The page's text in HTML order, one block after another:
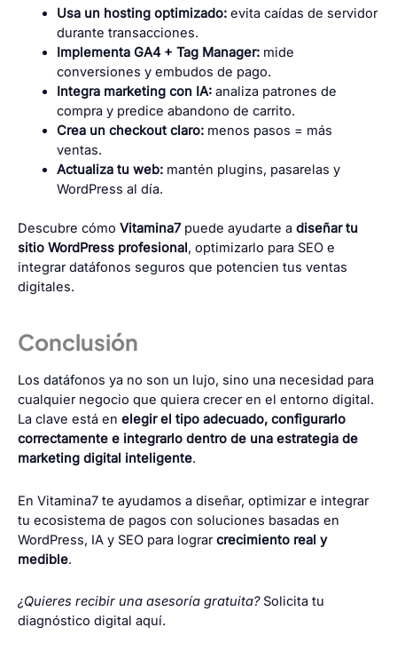
Usa un hosting optimizado:evita caídas de servidor
durante transacciones.
Implementa GA4 + Tag Manager:mide
conversiones y embudos de pago.
Integra marketing con IA:analiza patrones de
compra y predice abandono de carrito.
Crea un checkout claro:menos pasos = más
ventas.
Actualiza tu web:mantén plugins, pasarelas y
WordPress al día.
Descubre cómo Vitamina7puede ayudarte a diseñar tu
sitio WordPress profesional, optimizarlo para SEO e
integrar datáfonos seguros que potencien tus ventas
digitales.
Conclusión
Los datáfonos ya no son un lujo, sino una necesidad para
cualquier negocio que quiera crecer en el entorno digital.
La clave está en elegir el tipo adecuado, configurarlo
correctamente e integrarlo dentro de una estrategia de
marketing digital inteligente.
En Vitamina7 te ayudamos a diseñar, optimizar e integrar
tu ecosistema de pagos con soluciones basadas en
WordPress, IA y SEO para lograrcrecimiento real y
medible.
¿Quieres recibir una asesoría gratuita? Solicita tu
diagnóstico digital aquí.